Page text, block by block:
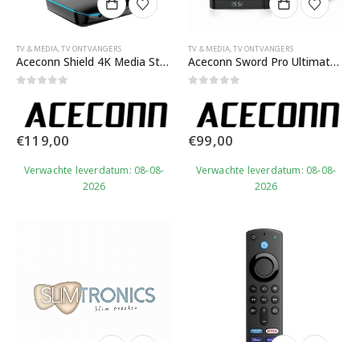
TV & MEDIA,TV ONTVANGERS
Aceconn Shield 4K Media Streamer​
€119,00
Verwachte leverdatum: 08-08-
2026
TV & MEDIA,TV ONTVANGERS
Aceconn Sword Pro Ultimate 4K Media Streamer
€99,00
Verwachte leverdatum: 08-08-
2026